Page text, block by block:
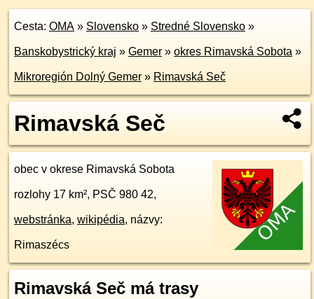
Cesta: OMA » Slovensko » Stredné Slovensko »
Banskobystrický kraj » Gemer » okres Rimavská Sobota »
Mikroregión Dolný Gemer » Rimavská Seč
Rimavská Seč
obec v okrese Rimavská Sobota
rozlohy 17 km², PSČ 980 42,
webstránka, wikipédia, názvy:
Rimaszécs
Rimavská Seč má trasy